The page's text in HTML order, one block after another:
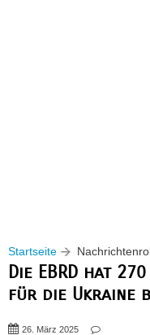
Startseite
Die EBRD hat
für die Ukraine
26. März 2025